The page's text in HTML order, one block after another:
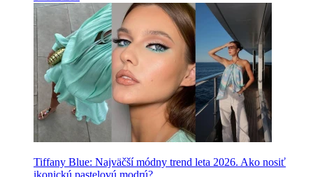
Tiffany Blue: Najväčší módny trend leta 2026. Ako nosiť
ikonickú pastelovú modrú?